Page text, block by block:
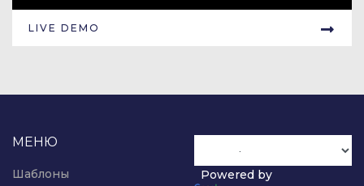
LIVE DEMO
МЕНЮ
Шаблоны
Powered by